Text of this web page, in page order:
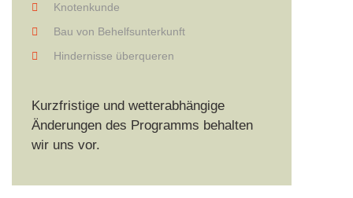
Knotenkunde
Bau von Behelfsunterkunft
Hindernisse überqueren
Kurzfristige und wetterabhängige
Änderungen des Programms behalten
wir uns vor.